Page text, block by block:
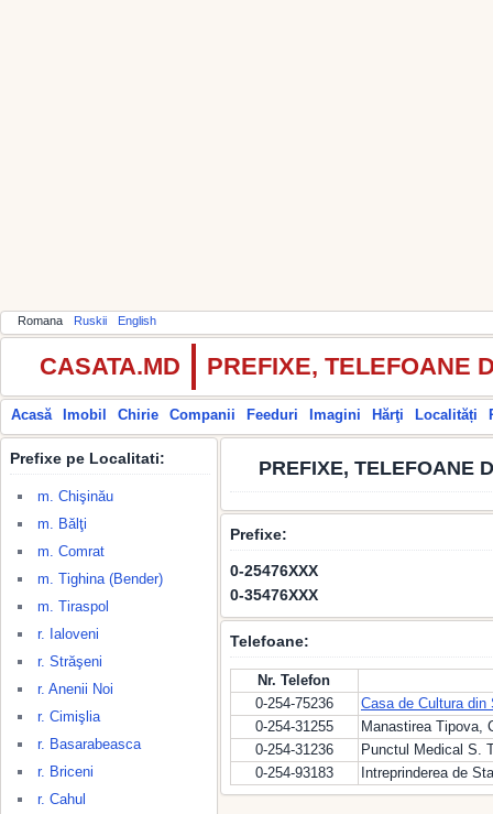
Romana Ruskii English
CASATA.MD PREFIXE, TELEFOANE
Acasă Imobil Chirie Companii Feeduri Imagini Hărţi Localități
Prefixe pe Localitati:
m. Chişinău
m. Bălţi
m. Comrat
m. Tighina (Bender)
m. Tiraspol
r. Ialoveni
r. Străşeni
r. Anenii Noi
r. Cimişlia
r. Basarabeasca
r. Briceni
r. Cahul
PREFIXE, TELEFOANE
Prefixe:
0-25476XXX
0-35476XXX
Telefoane:
Nr. Telefon
0-254-75236
Casa de Cultura din
0-254-31255
Manastirea Tipova,
0-254-31236
Punctul Medical S.
0-254-93183
Intreprinderea de